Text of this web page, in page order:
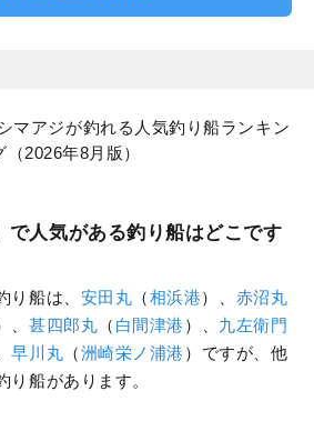
マアジが釣れる人気釣り船ランキン
（2026年8月版）
で人気がある釣り船はどこです
り船は、 安田丸 （相浜港）、 赤沼丸
、 甚四郎丸 （ 白間津港 ）、 九左衛門
早川丸 （洲崎栄ノ浦港 ）ですが、他
り船があります。